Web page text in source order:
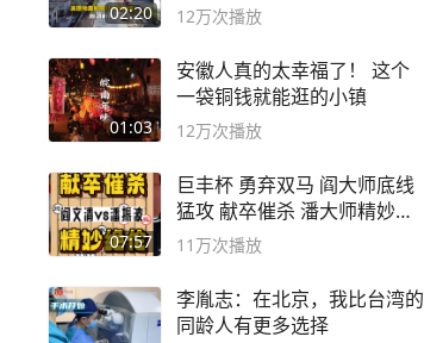
02:20 12万次播放
01:03
安徽人真的太幸福了！ 这个
一袋铜钱就能逛的小镇
12万次播放
07:57
巨丰杯 勇弃双马 阎大师底线
猛攻 献卒催杀 潘大师精妙入
局
11万次播放
李胤志：在北京，我比台湾的
同龄人有更多选择